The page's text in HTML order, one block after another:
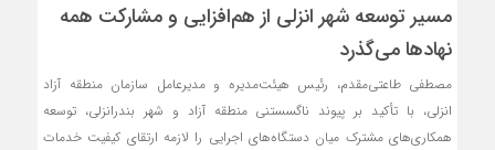
مسیر توسعه شهر انزلی از هم‌افزایی و مشاركت همه
نهادها می‌گذرد
مصطفی طاعتی‌مقدم، رئیس هیئت‌مدیره و مدیرعامل سازمان منطقه آزاد
انزلی، با تأکید بر پیوند ناگسستنی منطقه آزاد و شهر بندرانزلی، توسعه
همکاری‌های مشترک میان دستگاه‌های اجرایی را لازمه ارتقای کیفیت خدمات